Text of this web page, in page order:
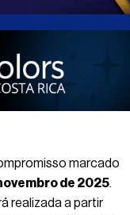
marcado
de 2025.
realizada a partir